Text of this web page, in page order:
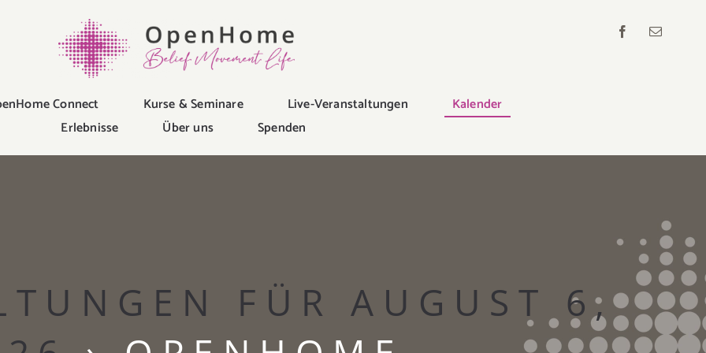
Connect Kurse & Seminare Live-Veranstaltungen
Kalender
Erlebnisse
Über uns Spenden
FÜR AUGUST 6,